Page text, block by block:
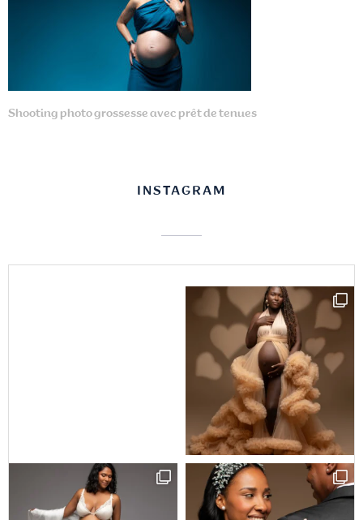
Shooting photo grossesse avec prêt de tenues
INSTAGRAM